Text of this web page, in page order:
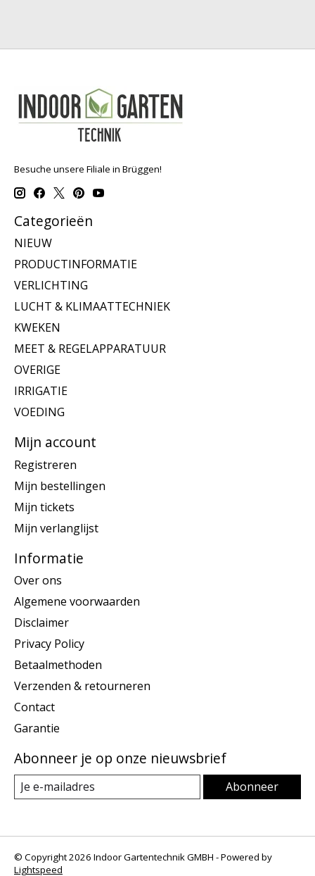
Besuche unsere Filiale in Brüggen!
Categorieën
NIEUW
PRODUCTINFORMATIE
VERLICHTING
LUCHT & KLIMAATTECHNIEK
KWEKEN
MEET & REGELAPPARATUUR
OVERIGE
IRRIGATIE
VOEDING
Mijn account
Registreren
Mijn bestellingen
Mijn tickets
Mijn verlanglijst
Informatie
Over ons
Algemene voorwaarden
Disclaimer
Privacy Policy
Betaalmethoden
Verzenden & retourneren
Contact
Garantie
Abonneer je op onze nieuwsbrief
Abonneer
© Copyright 2026 Indoor Gartentechnik GMBH - Powered by
Lightspeed